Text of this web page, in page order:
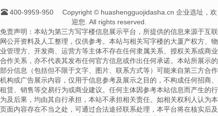
400-9959-950
Copyright © huashengguojidasha.cn 企业选址，欢
迎您. All rights reserved.
免责声明：本站为第三方写字楼信息展示平台，所提供的信息来源于互联
网公开资料及人工整理，仅供参考。本站与相关写字楼的大厦产权方、物
业管理方、开发商、运营方等主体不存在任何隶属关系、授权关系或商业
合作关系，亦不代表其发布任何官方信息或作出任何承诺。本站所展示的
部分信息（包括但不限于文字、图片、联系方式等）可能来自第三方合作
机构或广告展示内容，仅用于信息参考及展示之目的，不构成任何招商、
租赁、销售等交易行为或商业建议。任何主体因参考本站信息而产生的行
为及后果，均由其自行承担，本站不承担相关责任。如相关权利人认为本
页面内容存在不当之处，可通过合法途径联系处理，本平台将在核实后及